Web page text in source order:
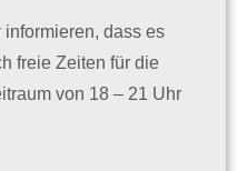
dass es
freie Zeiten für die
von 18 – 21 Uhr